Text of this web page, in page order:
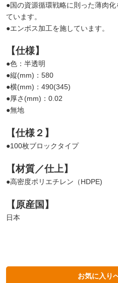
●国の資源循環戦略に則った薄肉
ています。
●エンボス加工を施しています。
【仕様】
●色：半透明
●縦(mm)：580
●横(mm)：490(345)
●厚さ(mm)：0.02
●無地
【仕様２】
●100枚ブロックタイプ
【材質／仕上】
●高密度ポリエチレン（HDPE)
【原産国】
日本